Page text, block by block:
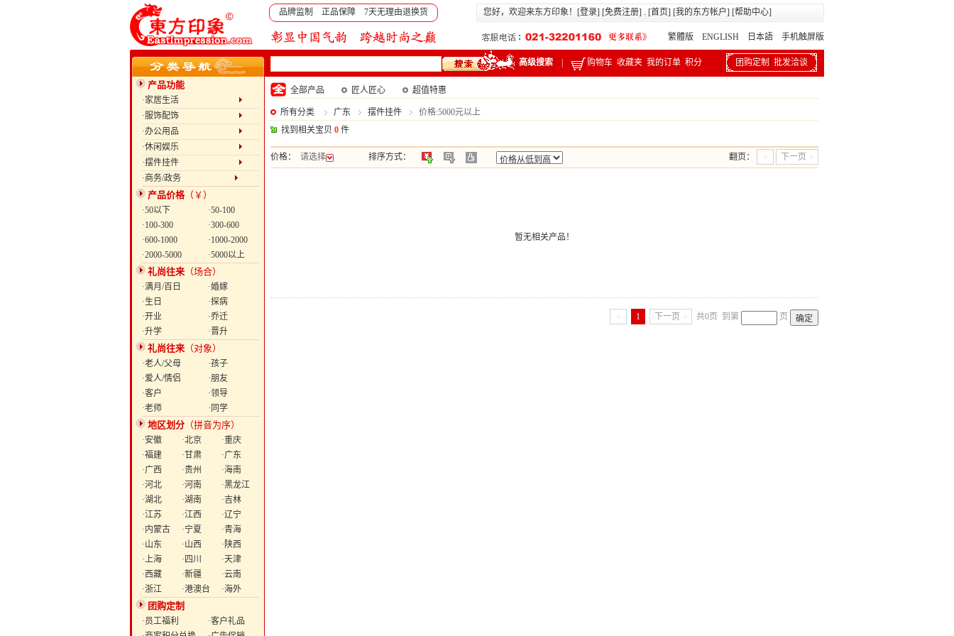
品牌监制 正品保障 7天无理由退换货 您好，欢迎来东方印象！[登录] [免费注册] . [首页] [我的东方帐户] [帮助中心]
繁體版 ENGLISH 日本語 手机触屏版
高级搜索 购物车 收藏夹 我的订单 积分 团购定制 批发洽谈
产品功能
·家居生活
·服饰配饰
·办公用品
·休闲娱乐
·摆件挂件
·商务/政务
产品价格（￥）
·50以下
·50-100
·100-300
·300-600
·600-1000
·1000-2000
·2000-5000
·5000以上
礼尚往来 （场合）
·满月/百日
·婚嫁
·生日
·探病
·开业
·乔迁
·升学
·晋升
礼尚往来 （对象）
·老人/父母
·孩子
·爱人/情侣
·朋友
·客户
·领导
·老师
·同学
地区划分 （拼音为序）
·安徽 ·北京
·重庆
·福建
·甘肃
·广东
·广西
·贵州
·海南
·河北
·河南
·黑龙江
·湖北
·湖南
·吉林
·江苏
·江西
·辽宁
·内蒙古
·宁夏
·青海
·山东
·山西
·陕西
·上海
·四川
·天津
·西藏
·新疆
·云南
·浙江
·港澳台 ·海外
团购定制
·员工福利
·客户礼品
全部产品 匠人匠心 超值特惠
所有分类 广东 摆件挂件
价格:5000元以上
找到相关宝贝 0 件
价格： 请选择 排序方式： 翻页： 下一页
暂无相关产品！
1 下一页 共0页 到第 页